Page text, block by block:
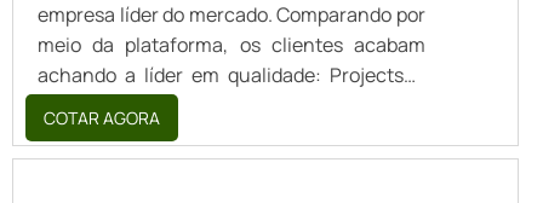
empresa líder do mercado. Comparando por
meio da plataforma, os clientes acabam
achando a líder em qualidade: Projectsec
Sistemas de Segurança.A EMPRESA
GARANTE UMA SÉRIE DE BENEFÍCIOSSe
alguém procurar por instalação de sistema
COTAR AGORA